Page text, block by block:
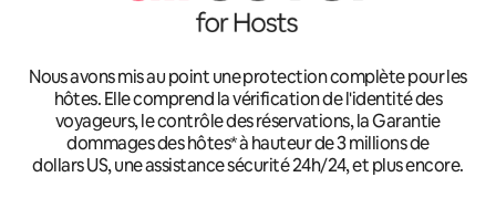
Nous avons mis au point une protection complète pour les
hôtes. Elle comprend la vérification de l'identité des
voyageurs, le contrôle des réservations, la Garantie
dommages des hôtes* à hauteur de 3 millions de
dollars US, une assistance sécurité 24h/24, et plus encore.